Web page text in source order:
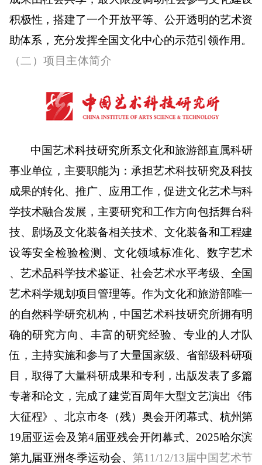
积极性，搭建了一个开放平等、公开透明的艺术资
助体系，充分发挥全国文化中心的示范引领作用。
（二）项目主体简介
中国艺术科技研究所系文化和旅游部直属科研
事业单位，主要职能为：承担艺术科技研究及科技
成果的转化、推广、应用工作，促进文化艺术与科
学技术融合发展，主要研究和工作方向包括舞台科
技、剧场及文化装备相关技术、文化装备和工程建
设等安全检验检测、文化领域标准化、数字艺术
、艺术品科学技术鉴证、社会艺术水平考级、全国
艺术科学规划项目管理等。作为文化和旅游部唯一
的自然科学研究机构，中国艺术科技研究所拥有明
确的研究方向、丰富的研究经验、专业的人才队
伍，主持实施和参与了大量国家级、省部级科研项
目，取得了大量科研成果和专利，出版发表了多篇
专著和论文，完成了建党百周年大型文艺演出《伟
大征程》、北京市冬（残）奥会开闭幕式、杭州第
19届亚运会及第4届亚残会开闭幕式、 2025哈尔滨
第九届亚洲冬季运动会、 第11/12/13届中国艺术节